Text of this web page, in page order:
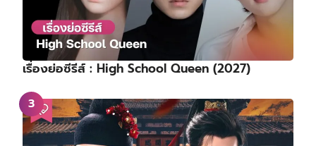
เรื่องย่อซีรีส์ : High School Queen (2027)